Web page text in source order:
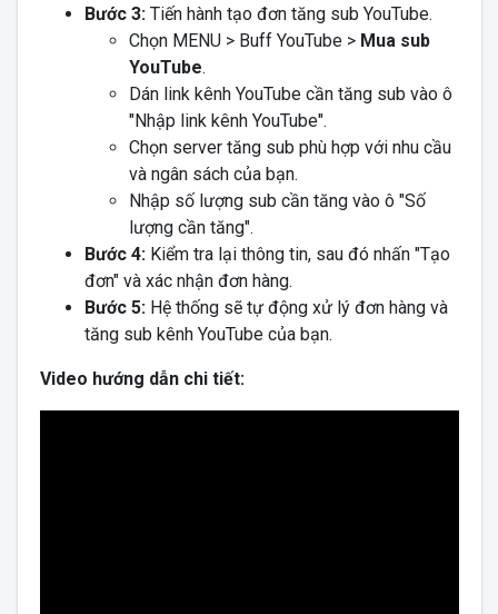
Bước 3: Tiến hành tạo đơn tăng sub YouTube.
Chọn MENU > Buff YouTube > Mua sub
YouTube.
Dán link kênh YouTube cần tăng sub vào ô
"Nhập link kênh YouTube".
Chọn server tăng sub phù hợp với nhu cầu
và ngân sách của bạn.
Nhập số lượng sub cần tăng vào ô "Số
lượng cần tăng".
Bước 4:Kiểm tra lại thông tin, sau đó nhấn "Tạo
đơn" và xác nhận đơn hàng.
Bước 5:Hệ thống sẽ tự động xử lý đơn hàng và
tăng sub kênh YouTube của bạn.
Video hướng dẫn chi tiết: